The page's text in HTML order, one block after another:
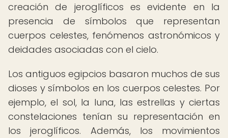
creación de jeroglíficos es evidente en la
presencia de símbolos que representan
cuerpos celestes, fenómenos astronómicos y
deidades asociadas con el cielo.
Los antiguos egipcios basaron muchos de sus
dioses y símbolos en los cuerpos celestes. Por
ejemplo, el sol, la luna, las estrellas y ciertas
constelaciones tenían su representación en
los jeroglíficos. Además, los movimientos